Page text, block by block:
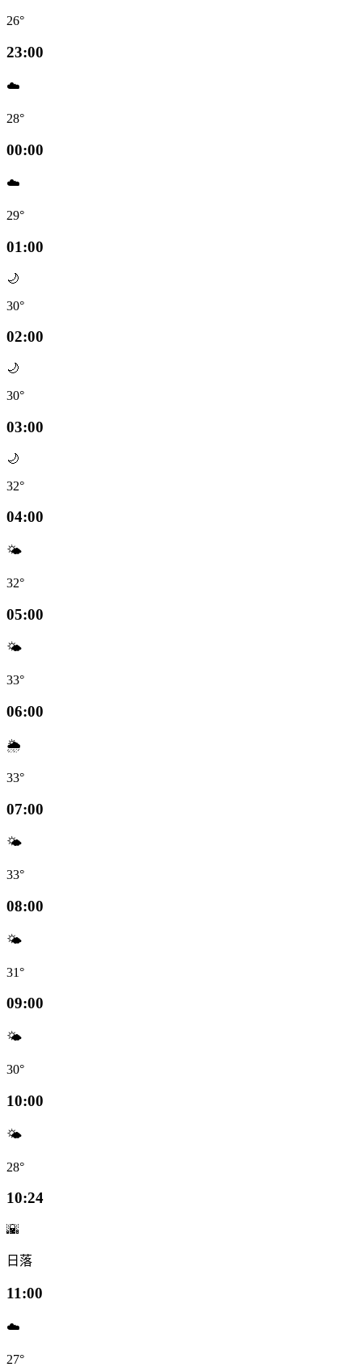
26°
23:00
☁️
28°
00:00
☁️
29°
01:00
🌙
30°
02:00
🌙
30°
03:00
🌙
32°
04:00
🌤️
32°
05:00
🌤️
33°
06:00
🌦️
33°
07:00
🌤️
33°
08:00
🌤️
31°
09:00
🌤️
30°
10:00
🌤️
28°
10:24
🌇
日落
11:00
☁️
27°